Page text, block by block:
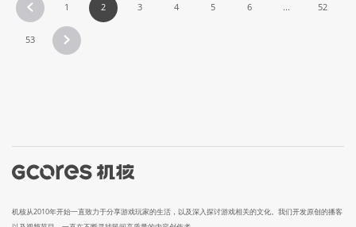
1 2 3 4 5 6 ... 52
53
机核从2010年开始一直致力于分享游戏玩家的生活，以及深入探讨游戏相关的文化。我们开发原创的播客